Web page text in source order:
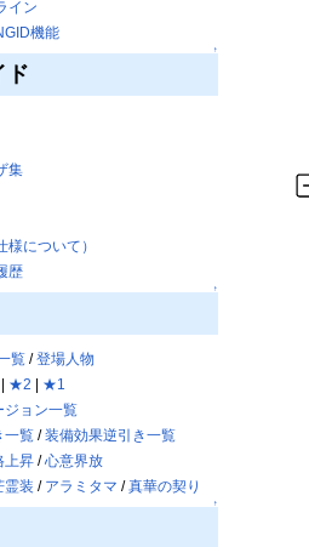
イン
機能
↑
ド
集
について）
歴
↑
覧/登場人物
| ★2 | ★1
ジョン一覧
一覧/装備効果逆引き一覧
上昇/心意界放
霊装 / アラミタマ / 真華の契り
↑